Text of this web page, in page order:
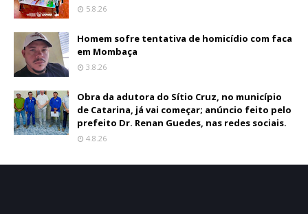
5.8.26
Homem sofre tentativa de homicídio com faca
em Mombaça
3.8.26
Obra da adutora do Sítio Cruz, no município
de Catarina, já vai começar; anúncio feito pelo
prefeito Dr. Renan Guedes, nas redes sociais.
4.8.26